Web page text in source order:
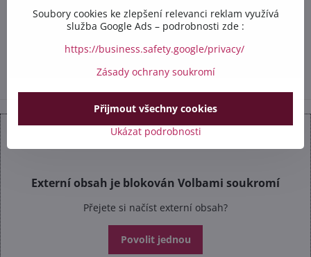
+420 602 284 314
info​@safetex​.cz
Externí obsah je blokován Volbami soukromí
Přejete si načíst externí obsah?
Povolit jednou
Soubory cookies ke zlepšení relevanci reklam využívá
služba Google Ads – podrobnosti zde :
https://business.safety.google/privacy/
Zásady ochrany soukromí
Ukázat podrobnosti
Přijmout všechny cookies